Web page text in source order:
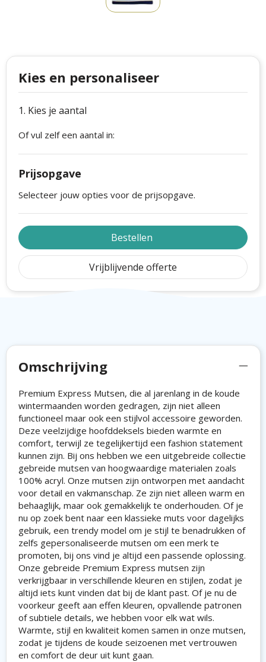
Craft
Thule
Case Logic
Mepal
Parker
Stanley
Kerstspellen
Kersttassen
kerstkaarsen
Kies en personaliseer
1. Kies je aantal
Of vul zelf een aantal in:
Prijsopgave
Selecteer jouw opties voor de prijsopgave.
Bestellen
Vrijblijvende offerte
Omschrijving
Premium Express Mutsen, die al jarenlang in de koude
wintermaanden worden gedragen, zijn niet alleen
functioneel maar ook een stijlvol accessoire geworden.
Deze veelzijdige hoofddeksels bieden warmte en
comfort, terwijl ze tegelijkertijd een fashion statement
kunnen zijn. Bij ons hebben we een uitgebreide collectie
gebreide mutsen van hoogwaardige materialen zoals
100% acryl. Onze mutsen zijn ontworpen met aandacht
voor detail en vakmanschap. Ze zijn niet alleen warm en
behaaglijk, maar ook gemakkelijk te onderhouden. Of je
nu op zoek bent naar een klassieke muts voor dagelijks
gebruik, een trendy model om je stijl te benadrukken of
zelfs gepersonaliseerde mutsen om een merk te
promoten, bij ons vind je altijd een passende oplossing.
Onze gebreide Premium Express mutsen zijn
verkrijgbaar in verschillende kleuren en stijlen, zodat je
altijd iets kunt vinden dat bij de klant past. Of je nu de
voorkeur geeft aan effen kleuren, opvallende patronen
of subtiele details, we hebben voor elk wat wils.
Warmte, stijl en kwaliteit komen samen in onze mutsen,
zodat je tijdens de koude seizoenen met vertrouwen
en comfort de deur uit kunt gaan.